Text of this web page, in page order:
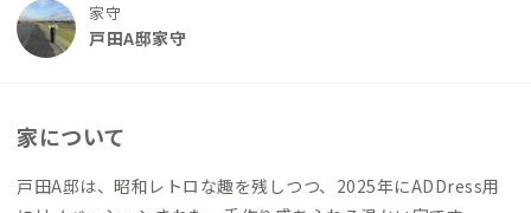
家守
戸田A邸家守
家について
戸田A邸は、昭和レトロな趣を残しつつ、2025年にADDress用